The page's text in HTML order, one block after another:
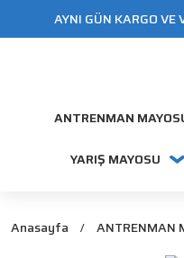
AYNI GÜN KARGO
ANTRENMAN
YARIŞ MAYOSU
Anasayfa ANTRENMAN